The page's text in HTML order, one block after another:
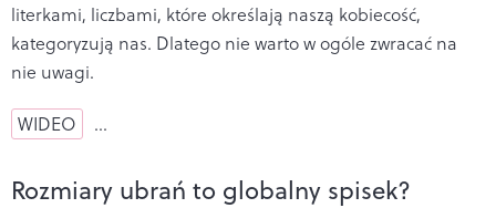
literkami, liczbami, które określają naszą kobiecość,
kategoryzują nas. Dlatego nie warto w ogóle zwracać na
nie uwagi.
WIDEO …
Rozmiary ubrań to globalny spisek?